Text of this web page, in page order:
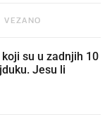
VEZANO
su u zadnjih 10
Jesu li